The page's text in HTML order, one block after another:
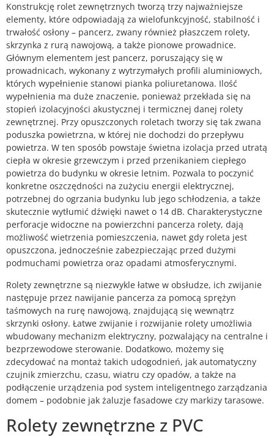
Konstrukcję rolet zewnętrznych tworzą trzy najważniejsze
elementy, które odpowiadają za wielofunkcyjność, stabilność i
trwałość osłony – pancerz, zwany również płaszczem rolety,
skrzynka z rurą nawojową, a także pionowe prowadnice.
Głównym elementem jest pancerz, poruszający się w
prowadnicach, wykonany z wytrzymałych profili aluminiowych,
których wypełnienie stanowi pianka poliuretanowa. Ilość
wypełnienia ma duże znaczenie, ponieważ przekłada się na
stopień izolacyjności akustycznej i termicznej danej rolety
zewnętrznej. Przy opuszczonych roletach tworzy się tak zwana
poduszka powietrzna, w której nie dochodzi do przepływu
powietrza. W ten sposób powstaje świetna izolacja przed utratą
ciepła w okresie grzewczym i przed przenikaniem ciepłego
powietrza do budynku w okresie letnim. Pozwala to poczynić
konkretne oszczędności na zużyciu energii elektrycznej,
potrzebnej do ogrzania budynku lub jego schłodzenia, a także
skutecznie wytłumić dźwięki nawet o 14 dB. Charakterystyczne
perforacje widoczne na powierzchni pancerza rolety, dają
możliwość wietrzenia pomieszczenia, nawet gdy roleta jest
opuszczona, jednocześnie zabezpieczając przed dużymi
podmuchami powietrza oraz opadami atmosferycznymi.
Rolety zewnętrzne są niezwykle łatwe w obsłudze, ich zwijanie
następuje przez nawijanie pancerza za pomocą sprężyn
taśmowych na rurę nawojową, znajdującą się wewnątrz
skrzynki osłony. Łatwe zwijanie i rozwijanie rolety umożliwia
wbudowany mechanizm elektryczny, pozwalający na centralne i
bezprzewodowe sterowanie. Dodatkowo, możemy się
zdecydować na montaż takich udogodnień, jak automatyczny
czujnik zmierzchu, czasu, wiatru czy opadów, a także na
podłączenie urządzenia pod system inteligentnego zarządzania
domem – podobnie jak żaluzje fasadowe czy markizy tarasowe.
Rolety zewnętrzne z PVC